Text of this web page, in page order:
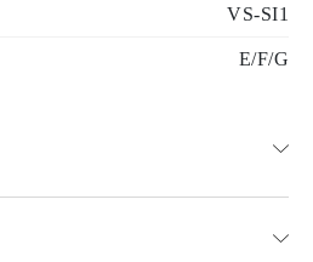
VS-SI1
E/F/G